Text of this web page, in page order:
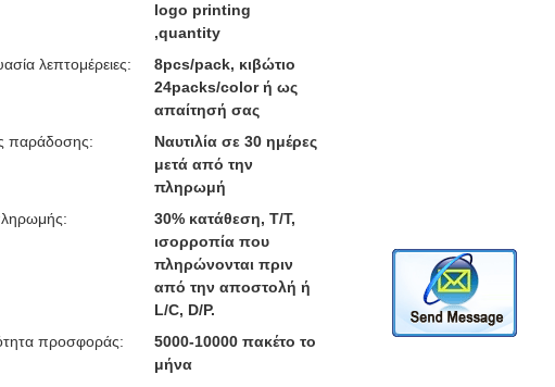
logo printing
,quantity
λεπτομέρειες:
8pcs/pack, κιβώτιο
24packs/color ή ως
απαίτησή σας
παράδοσης:
Ναυτιλία σε 30 ημέρες
μετά από την
πληρωμή
30% κατάθεση, T/T,
ισορροπία που
πληρώνονται πριν
από την αποστολή ή
L/C, D/P.
προσφοράς:
5000-10000 πακέτο το
μήνα